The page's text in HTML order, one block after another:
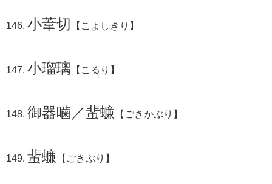
小葦切 【こよしきり】
小瑠璃 【こるり】
御器噛／蜚蠊 【ごきかぶり】
蜚蠊 【ごきぶり】